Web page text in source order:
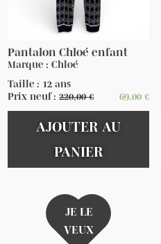
Pantalon Chloé enfant
Marque : Chloé
Taille : 12 ans
Prix neuf :220,00€ 69,00 €
AJOUTER AU
PANIER
JE LE
VEUX